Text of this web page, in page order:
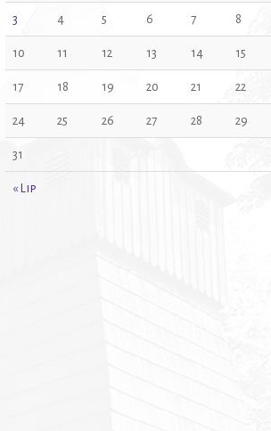
« Lip
3 4 5 6 7 8
10 11 12 13 14 15
17 18 19 20 21 22
24 25 26 27 28 29
31